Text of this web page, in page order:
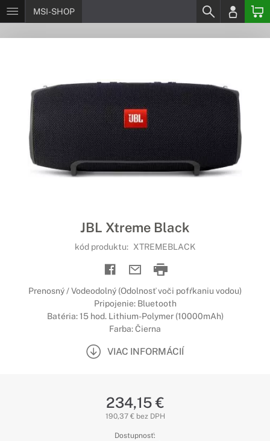
MSI-SHOP
JBL Xtreme Black
kód produktu: XTREMEBLACK
Prenosný / Vodeodolný (Odolnosť voči pofŕkaniu vodou)
Pripojenie: Bluetooth
Batéria: 15 hod. Lithium-Polymer (10000mAh)
Farba: Čierna
VIAC INFORMÁCIÍ
234,15 €
190,37 € bez DPH
Dostupnosť: